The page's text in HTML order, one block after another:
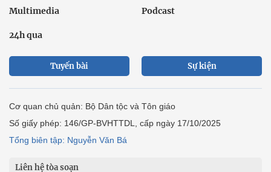
Multimedia Podcast
24h qua
Tuyến bài Sự kiện
Cơ quan chủ quản: Bộ Dân tộc và Tôn giáo
Số giấy phép: 146/GP-BVHTTDL, cấp ngày 17/10/2025
Tổng biên tập: Nguyễn Văn Bá
Liên hệ tòa soạn